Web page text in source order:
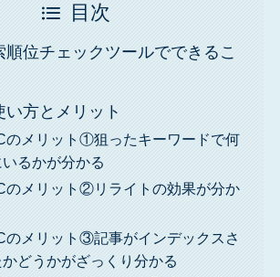
目次
順位チェックツールでできるこ
い方とメリット
のメリット①狙ったキーワードで何
るかが分かる
のメリット②リライトの効果が分か
のメリット③記事がインデックスさ
かどうかがざっくり分かる